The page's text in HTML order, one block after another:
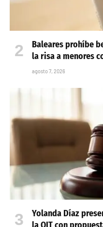
Baleares prohíbe
la risa a menores
agosto 7, 2026
Yolanda Díaz